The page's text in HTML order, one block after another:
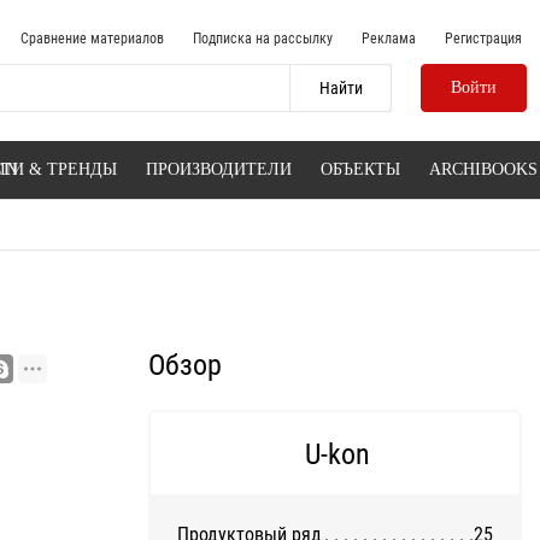
Сравнение материалов Подписка на рассылку Реклама Регистрация
Войти
& ТРЕНДЫ ПРОИЗВОДИТЕЛИ ОБЪЕКТЫ ARCHIBOOKS
Обзор
U-kon
Продуктовый ряд 25